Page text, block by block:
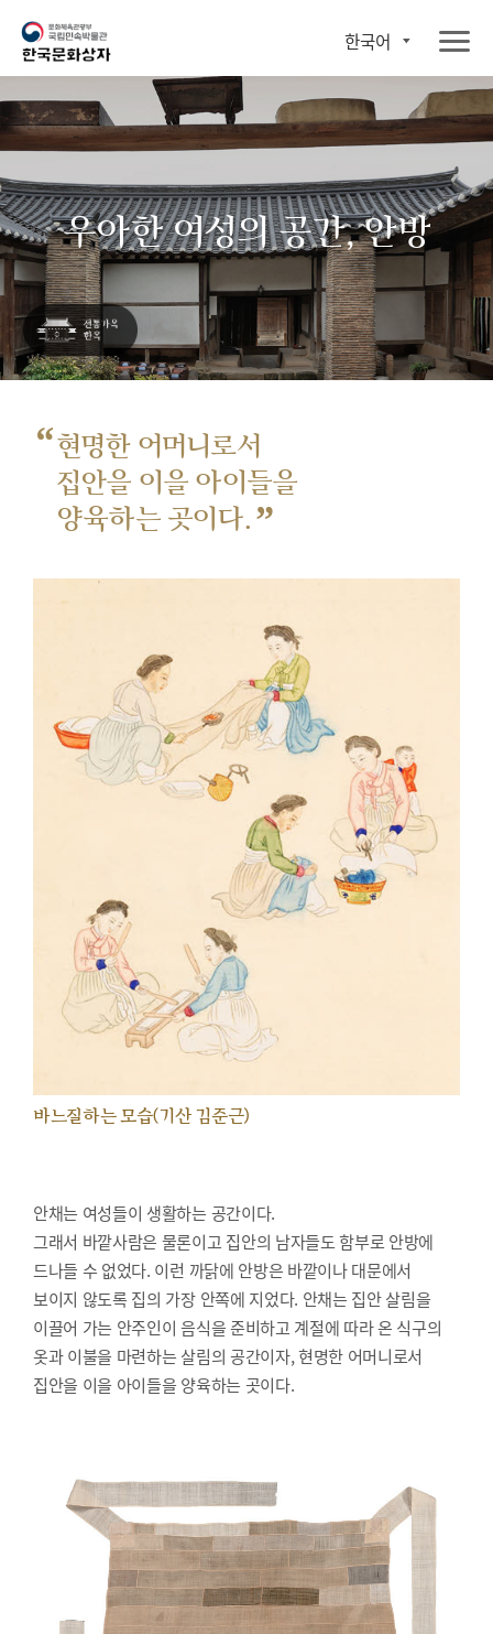
한국어
우아한 여성의 공간, 안방
“현명한 어머니로서
집안을 이을 아이들을
양육하는 곳이다. ”
바느질하는 모습(기산 김준근)
안채는 여성들이 생활하는 공간이다.
그래서 바깥사람은 물론이고 집안의 남자들도 함부로 안방에
드나들 수 없었다. 이런 까닭에 안방은 바깥이나 대문에서
보이지 않도록 집의 가장 안쪽에 지었다. 안채는 집안 살림을
이끌어 가는 안주인이 음식을 준비하고 계절에 따라 온 식구의
옷과 이불을 마련하는 살림의 공간이자, 현명한 어머니로서
집안을 이을 아이들을 양육하는 곳이다.